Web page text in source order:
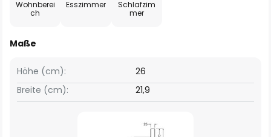
Wohnberei
ch
Esszimmer
Schlafzim
mer
Maße
Breite (cm): 21,9
Höhe (cm): 26